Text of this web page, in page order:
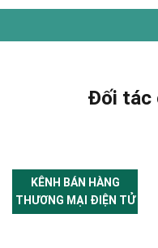
Đối tác
KÊNH BÁN HÀNG
THƯƠNG MẠI ĐIỆN TỬ